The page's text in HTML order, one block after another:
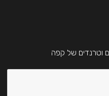
וטרנדים של קפה